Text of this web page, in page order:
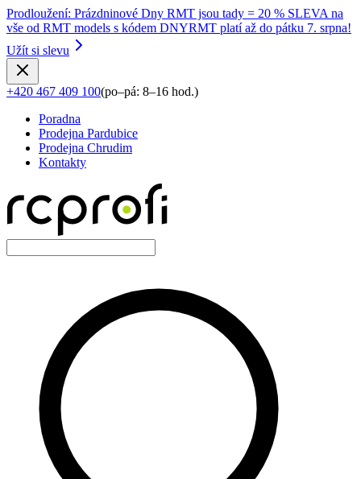
Prodloužení: Prázdninové Dny RMT jsou tady = 20 % SLEVA na
vše od RMT models s kódem DNYRMT platí až do pátku 7. srpna!
Užít si slevu
+420 467 409 100(po–pá: 8–16 hod.)
Poradna
Prodejna Pardubice
Prodejna Chrudim
Kontakty